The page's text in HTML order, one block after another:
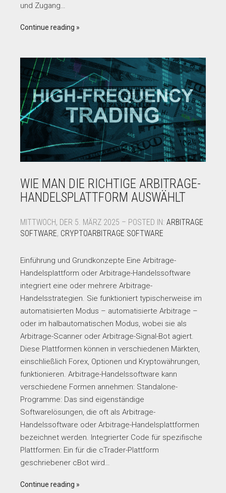
und Zugang…
Continue reading
WIE MAN DIE RICHTIGE ARBITRAGE-
HANDELSPLATTFORM AUSWÄHLT
MITTWOCH, DER 5. MÄRZ 2025 – POSTED IN: ARBITRAGE
SOFTWARE, CRYPTOARBITRAGE SOFTWARE
Einführung und Grundkonzepte Eine Arbitrage-
Handelsplattform oder Arbitrage-Handelssoftware
integriert eine oder mehrere Arbitrage-
Handelsstrategien. Sie funktioniert typischerweise im
automatisierten Modus – automatisierte Arbitrage –
oder im halbautomatischen Modus, wobei sie als
Arbitrage-Scanner oder Arbitrage-Signal-Bot agiert.
Diese Plattformen können in verschiedenen Märkten,
einschließlich Forex, Optionen und Kryptowährungen,
funktionieren. Arbitrage-Handelssoftware kann
verschiedene Formen annehmen: Standalone-
Programme: Das sind eigenständige
Softwarelösungen, die oft als Arbitrage-
Handelssoftware oder Arbitrage-Handelsplattformen
bezeichnet werden. Integrierter Code für spezifische
Plattformen: Ein für die cTrader-Plattform
geschriebener cBot wird…
Continue reading